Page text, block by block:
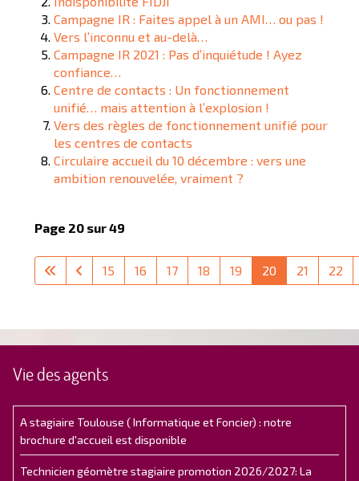
Campagne IR : Faites appel à un AMI… ou pas !
Vers l’inconnu et au-delà…
Campagne IR 2021 : Pas d’inquiétude ! Ayez
confiance…
Centre de contacts : Un fonctionnement
unifié… mais attention à l’explosion !
Vers des règles de fonctionnement unifié pour
les centres de contacts
Circulaire accueil du 10 décembre : vers une
ambition renouvelée, vraiment ?
Page 20 sur 49
15 16 17 18 19 20 21 22
Vie des agents
A stagiaire Toulouse ( Informatique et Foncier) : notre
brochure d'accueil est disponible
Technicien géomètre stagiaire promotion 2026/2027: La